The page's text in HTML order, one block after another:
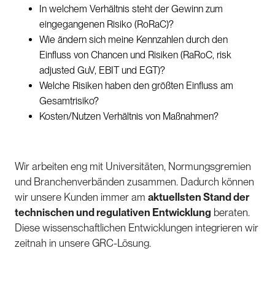
In welchem Verhältnis steht der Gewinn zum
eingegangenen Risiko (RoRaC)?
Wie ändern sich meine Kennzahlen durch den
Einfluss von Chancen und Risiken (RaRoC, risk
adjusted GuV, EBIT und EGT)?
Welche Risiken haben den größten Einfluss am
Gesamtrisiko?
Kosten/Nutzen Verhältnis von Maßnahmen?
Wir arbeiten eng mit Universitäten, Normungsgremien
und Branchenverbänden zusammen. Dadurch können
wir unsere Kunden immer am aktuellsten Stand der
technischen und regulativen Entwicklung beraten.
Diese wissenschaftlichen Entwicklungen integrieren wir
zeitnah in unsere GRC-Lösung.